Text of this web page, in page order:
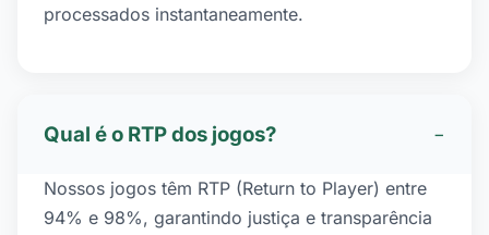
processados instantaneamente.
Qual é o RTP dos jogos? −
Nossos jogos têm RTP (Return to Player) entre
94% e 98%, garantindo justiça e transparência